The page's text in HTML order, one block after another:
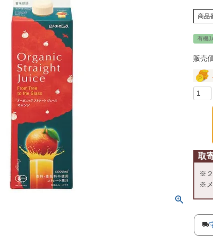
商品
有機
販売
取
※２
※メ